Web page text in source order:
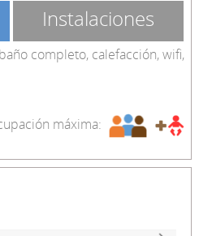
Instalaciones
completo, calefacción, wifi,
máxima: